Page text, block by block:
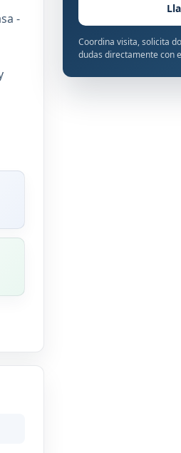
-
Coordina visita, solicita
dudas directamente con